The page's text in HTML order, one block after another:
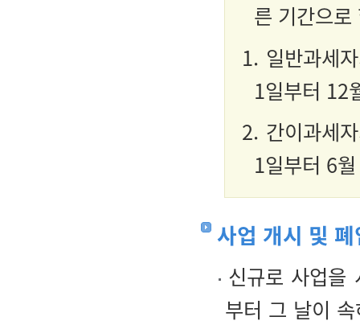
른 기간으로
1. 일반과세
1일부터 12
2. 간이과세
1일부터 6
사업 개시 및
신규로 사업을
부터 그 날이